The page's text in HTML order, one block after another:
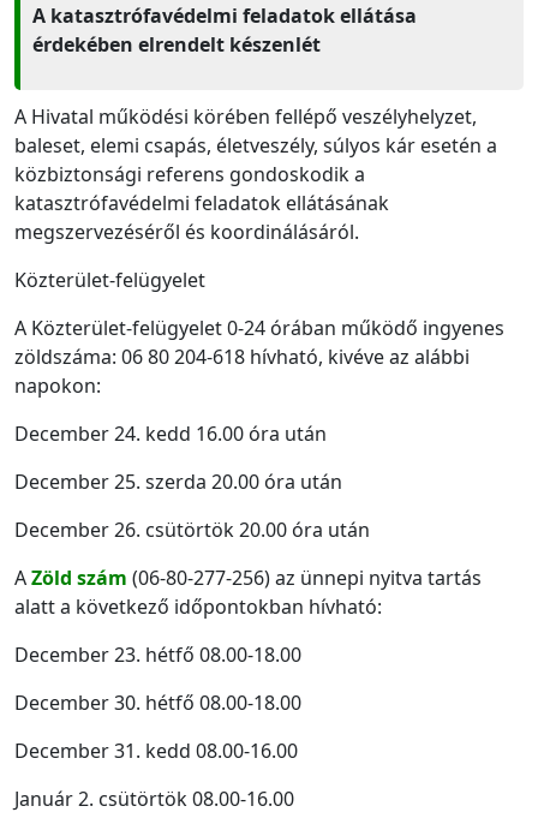
A katasztrófavédelmi feladatok ellátása
érdekében elrendelt készenlét
A Hivatal működési körében fellépő veszélyhelyzet,
baleset, elemi csapás, életveszély, súlyos kár esetén a
közbiztonsági referens gondoskodik a
katasztrófavédelmi feladatok ellátásának
megszervezéséről és koordinálásáról.
Közterület-felügyelet
A Közterület-felügyelet 0-24 órában működő ingyenes
zöldszáma: 06 80 204-618 hívható, kivéve az alábbi
napokon:
December 24. kedd 16.00 óra után
December 25. szerda 20.00 óra után
December 26. csütörtök 20.00 óra után
AZöld szám (06-80-277-256) az ünnepi nyitva tartás
alatt a következő időpontokban hívható:
December 23. hétfő 08.00-18.00
December 30. hétfő 08.00-18.00
December 31. kedd 08.00-16.00
Január 2. csütörtök 08.00-16.00